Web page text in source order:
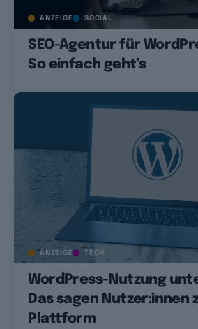
ANZEIGE SOCIAL
SEO-Agentur für
So einfach geht’s
ANZEIGE TECH
WordPress-Nutzung
Das sagen Nutzer:innen
Plattform